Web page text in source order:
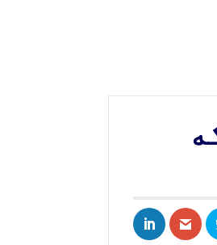
Share on
Share on Twitter
Share via Email
Share on LinkedIn